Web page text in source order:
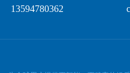
13594780362